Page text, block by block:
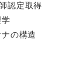
認定取得
の構造